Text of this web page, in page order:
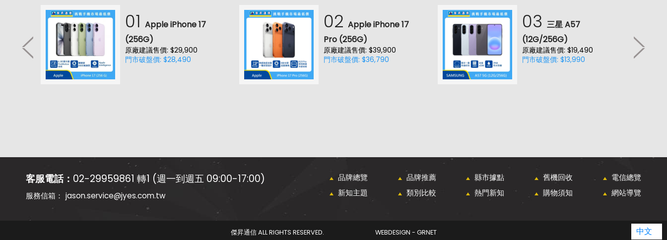
01 Apple iPhone 17
(256G)
原廠建議售價: $29,900
門市破盤價: $28,490
02 Apple iPhone 17
Pro (256G)
原廠建議售價: $39,900
門市破盤價: $36,790
03 三星 A57
(12G/256G)
原廠建議售價: $19,490
門市破盤價: $13,990
客服電話： 02-29959861 轉1 (週一到週五 09:00-17:00)
jason.service@jyes.com.tw
品牌總覽 品牌推薦 縣市據點 舊機回收
電信總覽
新知主題
類別比較 熱門新知 購物須知 網站導覽
傑昇通信 ALL RIGHTS RESERVED. WEBDESIGN - GRNET 中文